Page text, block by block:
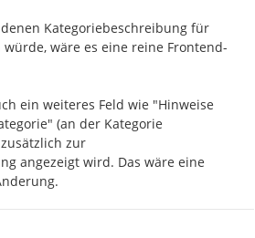
Kategoriebeschreibung für
wäre es eine reine Frontend-
ein weiteres Feld wie "Hinweise
(an der Kategorie
zur
angezeigt wird. Das wäre eine